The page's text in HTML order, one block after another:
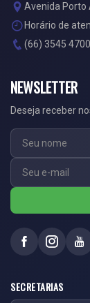
Avenida Porto
Horário de
(66) 3545 4700
NEWSLETTER
Deseja receber
SECRETARIAS